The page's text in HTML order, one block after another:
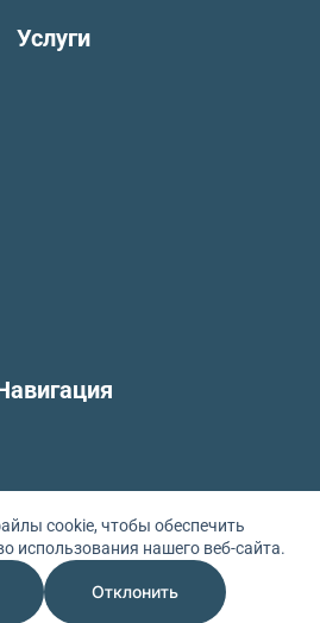
cookie, чтобы обеспечить
использования нашего веб-сайта.
Отклонить
Услуги
© 2024 . Все права защищены.